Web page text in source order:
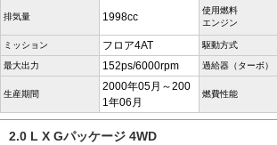
排気量 1998cc
使用燃料
エンジン
ミッション フロア4AT 駆動方式
最大出力 152ps/6000rpm 過給器（ターボ）
生産期間
2000年05月～200
1年06月
燃費性能
2.0 L X Gパッケージ 4WD